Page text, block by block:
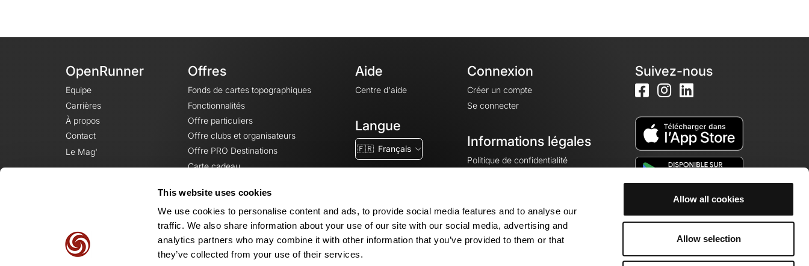
This website uses cookies
We use cookies to personalise content and ads, to provide social media features and to analyse our
traffic. We also share information about your use of our site with our social media, advertising and
analytics partners who may combine it with other information that you’ve provided to them or that
they’ve collected from your use of their services.
Allow all cookies
Allow selection
OpenRunner
Equipe
Carrières
À propos
Contact
Le Mag'
Offres
Fonds de cartes topographiques
Fonctionnalités
Offre particuliers
Offre clubs et organisateurs
Offre PRO Destinations
Carte cadeau
Aide
Centre d'aide
Langue
🇫🇷 Français
Connexion
Créer un compte
Se connecter
Informations légales
Politique de confidentialité
Mentions légales
Paramètres des cookies
Suivez-nous